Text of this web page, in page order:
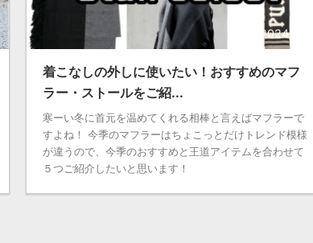
2024/9/26
着こなしの外しに使いたい！おすすめのマフ
ラー・ストールをご紹...
寒ーい冬に首元を温めてくれる相棒と言えばマフラーで
すよね！ 今季のマフラーはちょこっとだけトレンド模様
が違うので、今季のおすすめと王道アイテムを合わせて
５つご紹介したいと思います！